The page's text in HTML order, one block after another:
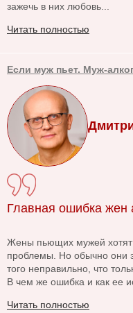
зажечь в них любовь...
Читать полностью
Если муж пьет. Муж-
Главная ошибка жен
Жены пьющих мужей хотят
проблемы. Но обычно они
того неправильно, что
В чем же ошибка и как ее
Читать полностью